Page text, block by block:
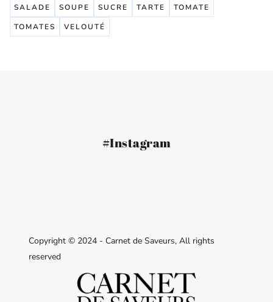
SALADE
SOUPE SUCRE TARTE
TOMATE
TOMATES
VELOUTÉ
#Instagram
Copyright © 2024 - Carnet de Saveurs, All rights
reserved